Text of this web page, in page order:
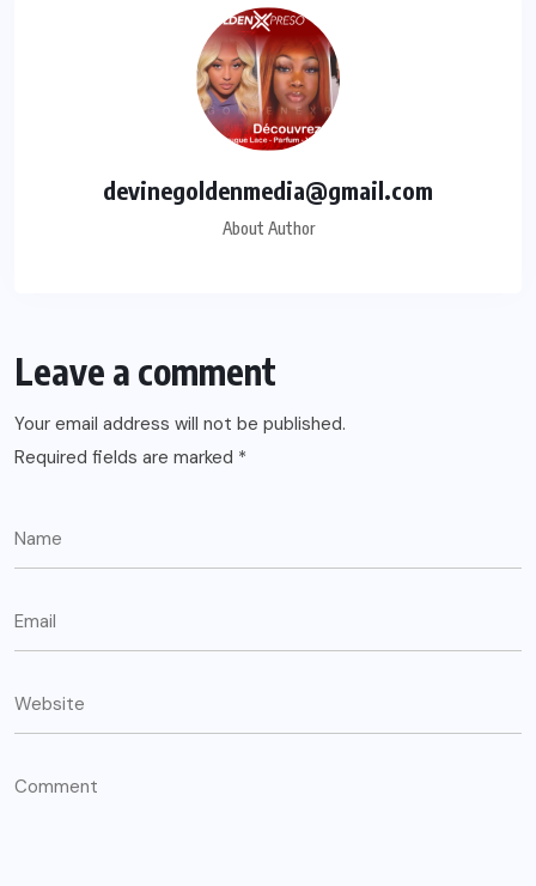
devinegoldenmedia@gmail.com
About Author
Leave a comment
Your email address will not be published.
Required fields are marked *